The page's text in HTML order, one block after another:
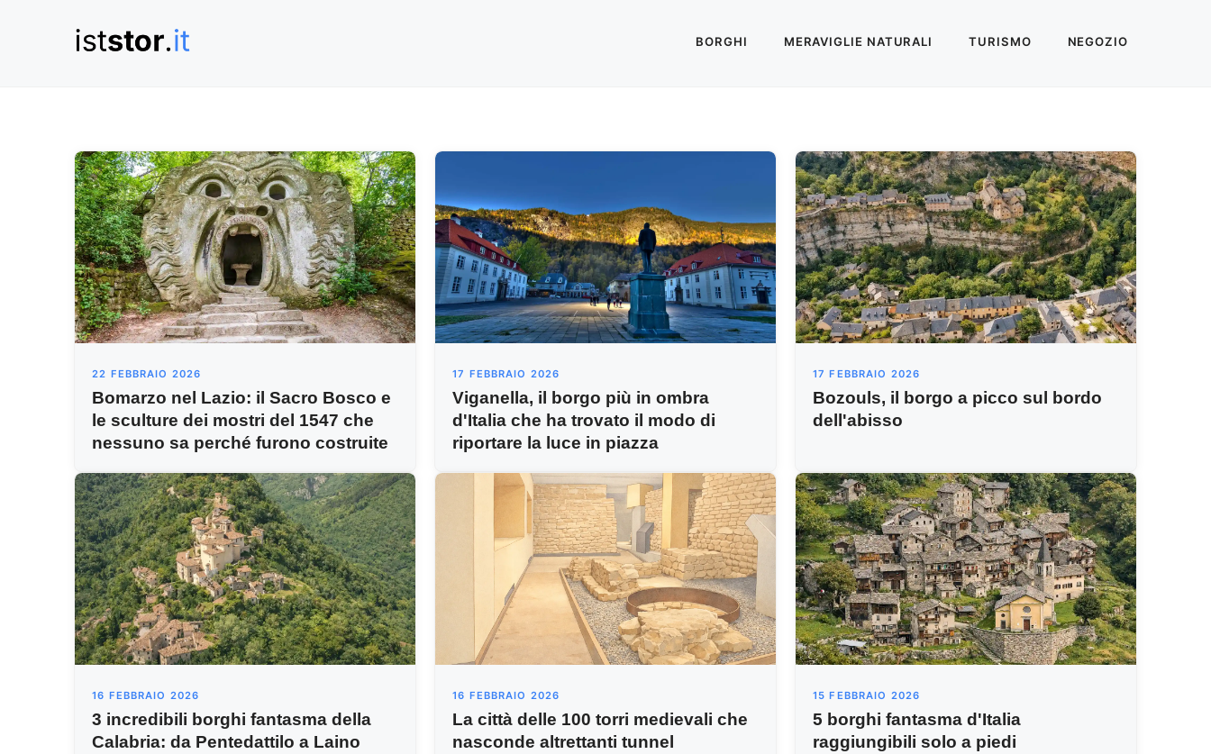
BORGHI MERAVIGLIE NATURALI TURISMO NEGOZIO
22 FEBBRAIO 2026
Bomarzo nel Lazio: il Sacro Bosco e
le sculture dei mostri del 1547 che
nessuno sa perché furono costruite
17 FEBBRAIO 2026
Viganella, il borgo più in ombra
d'Italia che ha trovato il modo di
riportare la luce in piazza
17 FEBBRAIO 2026
Bozouls, il borgo a picco sul bordo
dell'abisso
16 FEBBRAIO 2026
3 incredibili borghi fantasma della
Calabria: da Pentedattilo a Laino
16 FEBBRAIO 2026
La città delle 100 torri medievali che
nasconde altrettanti tunnel
15 FEBBRAIO 2026
5 borghi fantasma d'Italia
raggiungibili solo a piedi